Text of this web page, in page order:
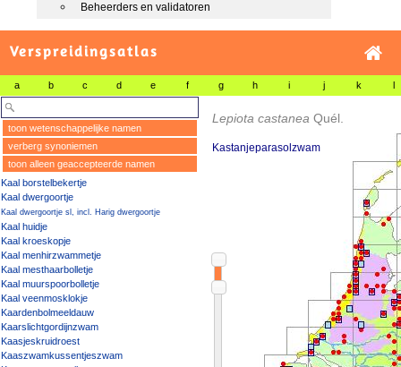
Beheerders en validatoren
Verspreidingsatlas
a b c d e f g h i j k l
toon wetenschappelijke namen
verberg synoniemen
toon alleen geaccepteerde namen
Kaal borstelbekertje
Kaal dwergoortje
Kaal dwergoortje sl, incl. Harig dwergoortje
Kaal huidje
Kaal kroeskopje
Kaal menhirzwammetje
Kaal mesthaarbolletje
Kaal muurspoorbolletje
Kaal veenmosklokje
Kaardenbolmeeldauw
Kaarslichtgordijnzwam
Kaasjeskruidroest
Kaaszwamkussentjeszwam
Lepiota castanea Quél.
Kastanjeparasolzwam